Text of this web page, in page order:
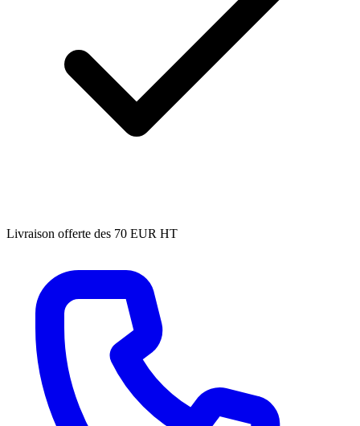
Livraison offerte des 70 EUR HT